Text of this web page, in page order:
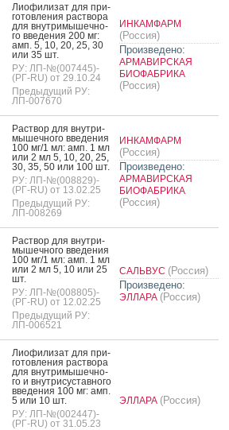
Ли­офи­лизат для при­
готов­ле­ния рас­тво­ра
для внут­ри­мышеч­но­
го вве­дения 200 мг:
амп. 5, 10, 20, 25, 30
или 35 шт.
РУ: ЛП-№(007445)-
(РГ-RU) от 29.10.24
Предыдущий РУ:
ЛП-007670
ИНКАМФАРМ
(Россия)
Произведено:
АРМАВИРСКАЯ
БИОФАБРИКА
(Россия)
Рас­твор для внут­ри­
мышеч­но­го вве­дения
100 мг/1 мл: амп. 1 мл
или 2 мл 5, 10, 20, 25,
30, 35, 50 или 100 шт.
РУ: ЛП-№(008829)-
(РГ-RU) от 13.02.25
Предыдущий РУ:
ЛП-008269
ИНКАМФАРМ
(Россия)
Произведено:
АРМАВИРСКАЯ
БИОФАБРИКА
(Россия)
Рас­твор для внут­ри­
мышеч­но­го вве­дения
100 мг/1 мл: амп. 1 мл
или 2 мл 5, 10 или 25
шт.
РУ: ЛП-№(008805)-
(РГ-RU) от 12.02.25
Предыдущий РУ:
ЛП-006521
САЛЬВУС (Россия)
Произведено:
ЭЛЛАРА (Россия)
Ли­офи­лизат для при­
готов­ле­ния рас­тво­ра
для внут­ри­мышеч­но­
го и внут­ри­сус­тавно­го
вве­дения 100 мг: амп.
5 или 10 шт.
РУ: ЛП-№(002447)-
(РГ-RU) от 31.05.23
ЭЛЛАРА (Россия)